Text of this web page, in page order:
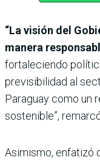
“La visión del
manera
fortaleciendo
previsibilidad al
Paraguay como un
sostenible”,
Asimismo, enfatizó